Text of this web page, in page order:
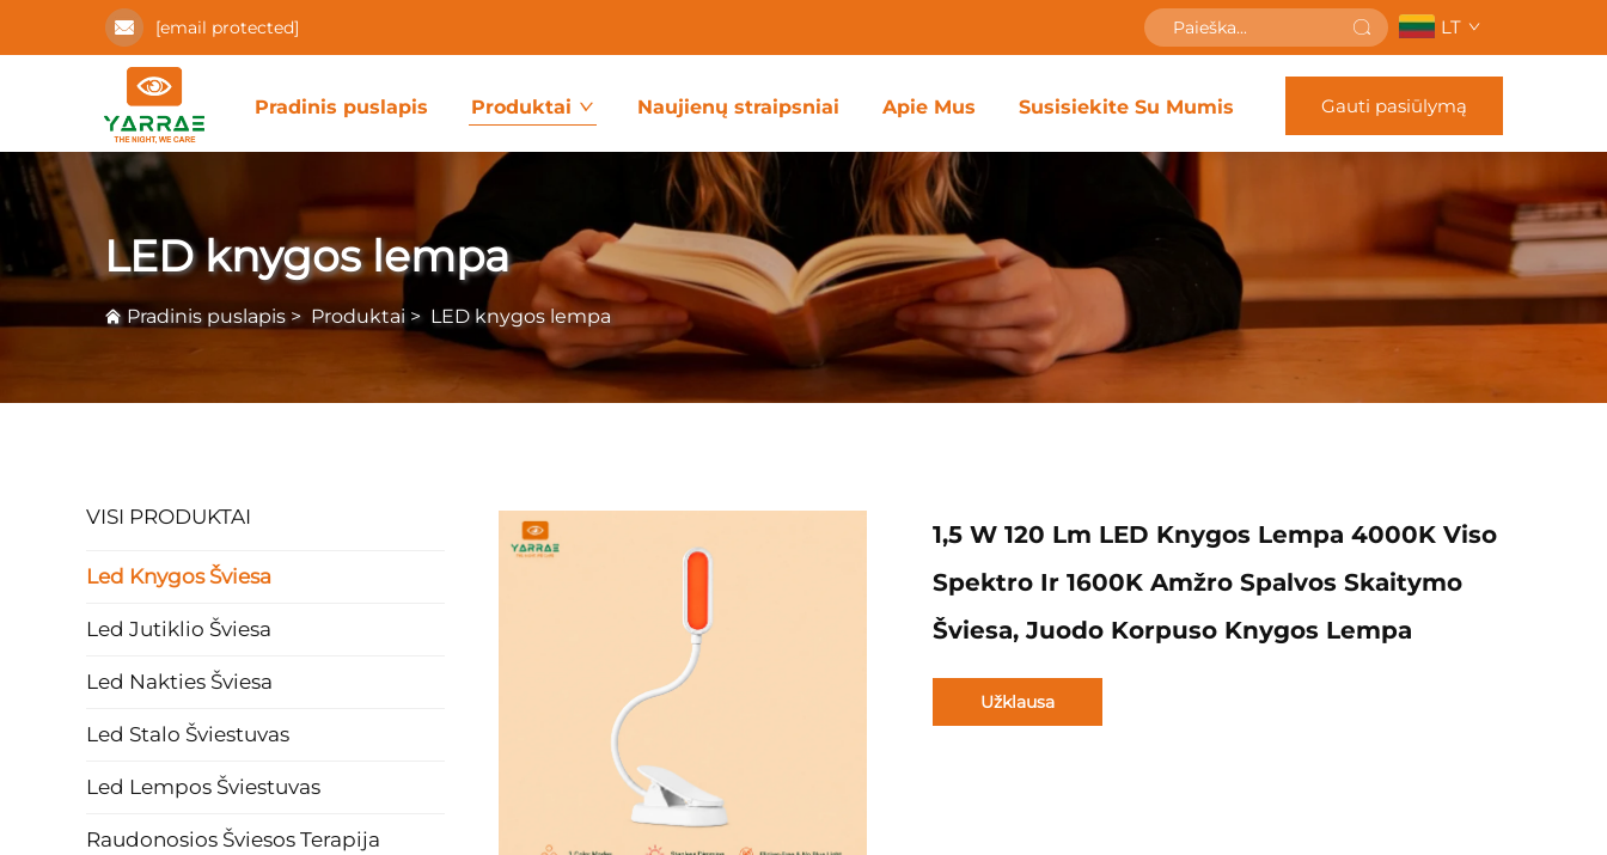
[email protected] LT
Pradinis puslapis Produktai Naujienų straipsniai Apie Mus Susisiekite Su Mumis Gauti pasiūlymą
LED knygos lempa
Pradinis puslapis > Produktai > LED knygos lempa
VISI PRODUKTAI
Led Knygos Šviesa
Led Jutiklio Šviesa
Led Nakties Šviesa
Led Stalo Šviestuvas
Led Lempos Šviestuvas
Raudonosios Šviesos Terapija
1,5 W 120 Lm LED Knygos Lempa 4000K Viso
Spektro Ir 1600K Amžro Spalvos Skaitymo
Šviesa, Juodo Korpuso Knygos Lempa
Užklausa